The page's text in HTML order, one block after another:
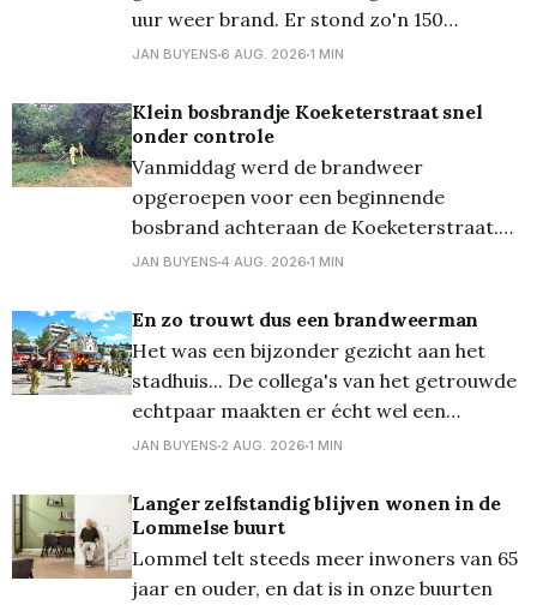
uur weer brand. Er stond zo'n 150
vierkante meter in brand. De brandweer
voorlopig nog niet bekend... En de dag
ervoor, dinsdagavond, ontstond er een
natuurbrand aan
JAN BUYENS 6 AUG. 2026 1 MIN
Klein bosbrandje Koeketerstraat snel
onder controle
Vanmiddag werd de brandweer
opgeroepen voor een beginnende
bosbrand achteraan de Koeketerstraat.
De brandweer was zeer snel ter plaatse
controle krijgen!
JAN BUYENS 4 AUG. 2026 1 MIN
En zo trouwt dus een brandweerman
Het was een bijzonder gezicht aan het
stadhuis... De collega's van het getrouwde
echtpaar maakten er écht wel een
bijzonder moment van, getuige de foto's...
'van de grond'...
JAN BUYENS 2 AUG. 2026 1 MIN
Langer zelfstandig blijven wonen in de
Lommelse buurt
Lommel telt steeds meer inwoners van 65
jaar en ouder, en dat is in onze buurten